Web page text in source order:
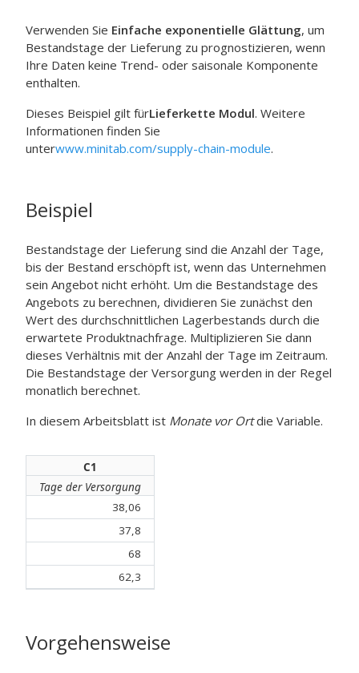
Verwenden Sie Einfache exponentielle Glättung, um
Bestandstage der Lieferung zu prognostizieren, wenn
Ihre Daten keine Trend- oder saisonale Komponente
enthalten.
Dieses Beispiel gilt fürLieferkette Modul. Weitere
Informationen finden Sie
unterwww.minitab.com/supply-chain-module.
Beispiel
Bestandstage der Lieferung sind die Anzahl der Tage,
bis der Bestand erschöpft ist, wenn das Unternehmen
sein Angebot nicht erhöht. Um die Bestandstage des
Angebots zu berechnen, dividieren Sie zunächst den
Wert des durchschnittlichen Lagerbestands durch die
erwartete Produktnachfrage. Multiplizieren Sie dann
dieses Verhältnis mit der Anzahl der Tage im Zeitraum.
Die Bestandstage der Versorgung werden in der Regel
monatlich berechnet.
In diesem Arbeitsblatt ist Monate vor Ortdie Variable.
C1
Tage der Versorgung
38,06
37,8
68
62,3
Vorgehensweise